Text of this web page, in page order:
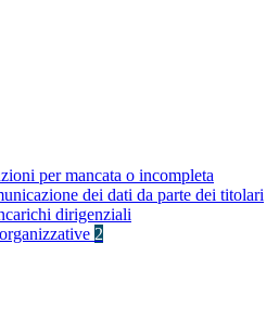
per mancata o incompleta
dei dati da parte dei titolari
dirigenziali
2